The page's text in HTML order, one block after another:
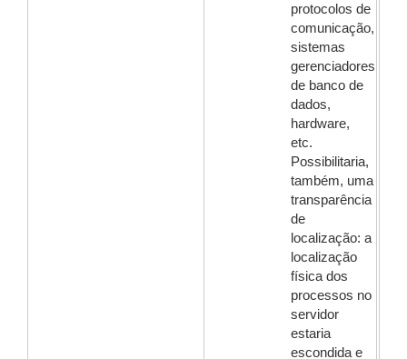
protocolos de
comunicação,
sistemas
gerenciadores
de banco de
dados,
hardware,
etc.
Possibilitaria,
também, uma
transparência
de
localização: a
localização
física dos
processos no
servidor
estaria
escondida e